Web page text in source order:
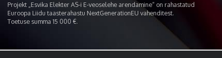
Projekt „Esvika Elekter AS-i E-veoselehe arendamine“ on rahastatud
Euroopa Liidu taasterahastu NextGenerationEU vahenditest.
Toetuse summa 15 000 €.